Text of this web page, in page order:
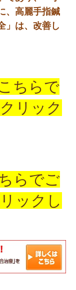
、高麗手指鍼
」は、改善し
ちらで
リック
らでご
ックし